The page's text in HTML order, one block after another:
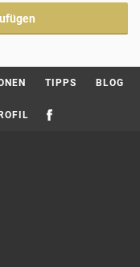
TIPPS BLOG